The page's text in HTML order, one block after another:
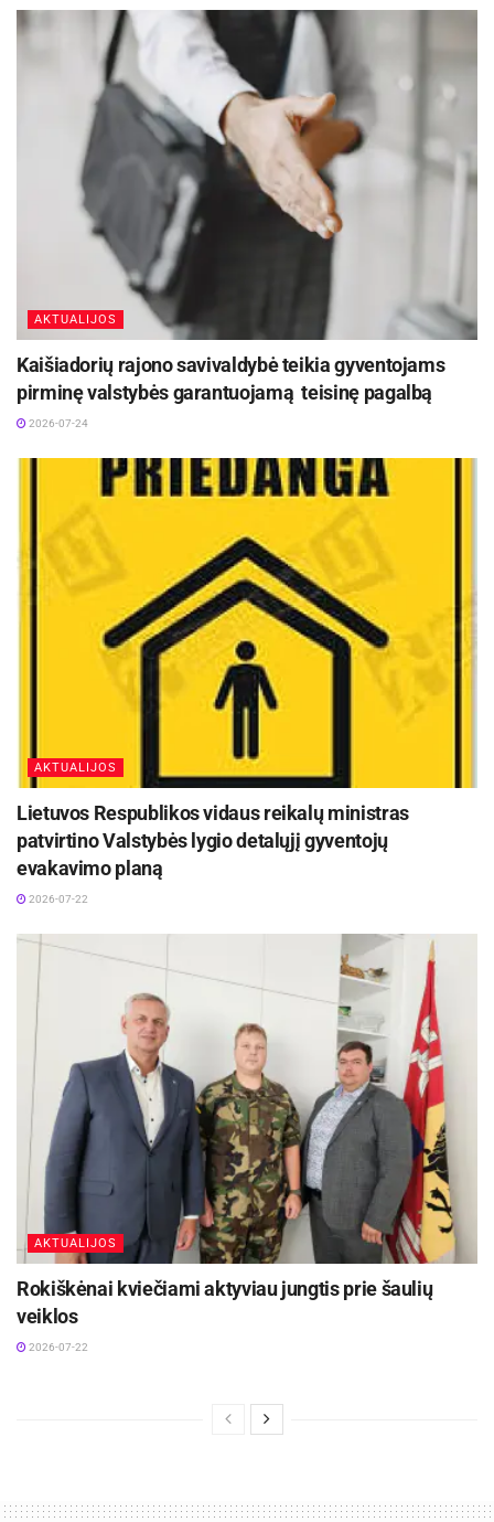
AKTUALIJOS
Kaišiadorių rajono savivaldybė teikia gyventojams
pirminę valstybės garantuojamą teisinę pagalbą
2026-07-24
AKTUALIJOS
Lietuvos Respublikos vidaus reikalų ministras
patvirtino Valstybės lygio detalųjį gyventojų
evakavimo planą
2026-07-22
AKTUALIJOS
Rokiškėnai kviečiami aktyviau jungtis prie šaulių
veiklos
2026-07-22